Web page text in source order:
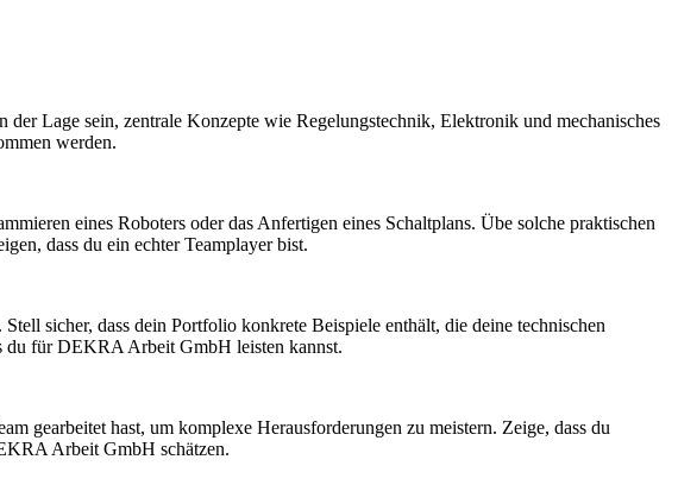
Lage sein, zentrale Konzepte wie Regelungstechnik, Elektronik und mechanisches
werden.
eines Roboters oder das Anfertigen eines Schaltplans. Übe solche praktischen
dass du ein echter Teamplayer bist.
sicher, dass dein Portfolio konkrete Beispiele enthält, die deine technischen
du für DEKRA Arbeit GmbH leisten kannst.
gearbeitet hast, um komplexe Herausforderungen zu meistern. Zeige, dass du
Arbeit GmbH schätzen.